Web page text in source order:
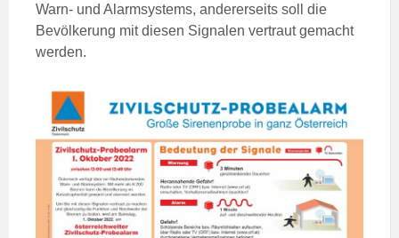
Warn- und Alarmsystems, andererseits soll die
Bevölkerung mit diesen Signalen vertraut gemacht
werden.